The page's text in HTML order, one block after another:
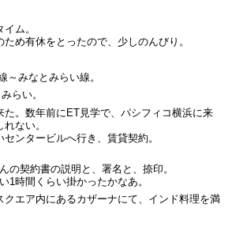
ム。
ため有休をとったので、少しのんびり。
～みなとみらい線。
らい。
た。数年前にET見学で、パシフィコ横浜に来
ない。
センタービルへ行き、賃貸契約。
の契約書の説明と、署名と、捺印。
1時間くらい掛かったかなあ。
クエア内にあるカザーナにて、インド料理を満